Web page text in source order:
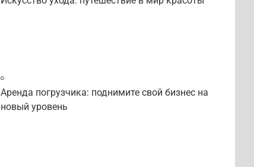
Аренда погрузчика: поднимите свой бизнес на
новый уровень